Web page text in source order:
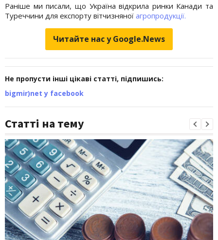
Раніше ми писали, що Україна відкрила ринки Канади та
Туреччини для експорту вітчизняної агропродукції.
Читайте нас у Google.News
Не пропусти інші цікаві статті, підпишись:
bigmir)net у facebook
Статті на тему